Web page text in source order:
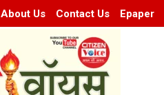
About Us Contact Us Epaper